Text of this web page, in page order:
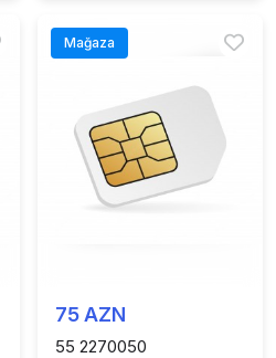
Mağaza
75 AZN
55 2270050